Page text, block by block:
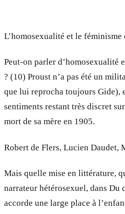
L’homosexualité et le féminisme
Peut-on parler d’homosexualité
? (10) Proust n’a pas été un
que lui reprocha toujours Gide),
sentiments restant très discret
mort de sa mère en 1905.
Robert de Flers, Lucien Daudet,
Mais quelle mise en littérature,
narrateur hétérosexuel, dans Du
accorde une large place à